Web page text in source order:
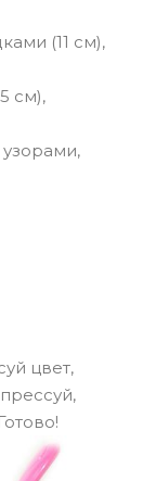
(11 см),
см),
цвет,